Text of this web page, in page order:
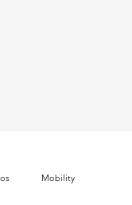
Mobility